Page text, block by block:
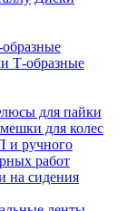
Т-образные
для пайки
для колес
и ручного
работ
на сидения